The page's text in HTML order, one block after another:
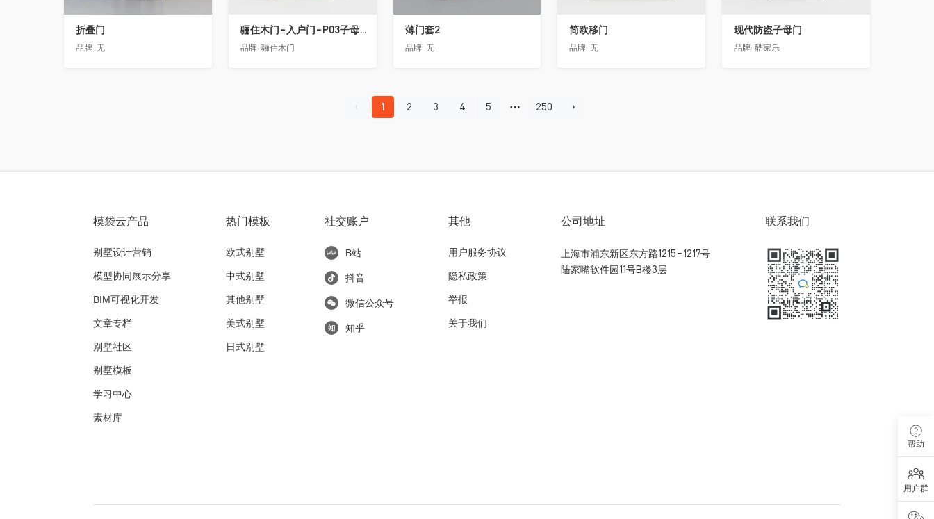
折叠门
品牌: 无
骊住木门-入户门-P03子母门-G黑茶色(喷漆)-外开
品牌: 骊住木门
薄门套2
品牌: 无
简欧移门
品牌:无
现代防盗子母门
品牌:酷家乐
1 2 3 4 5 250
模袋云产品
别墅设计营销
模型协同展示分享
BIM可视化开发
文章专栏
别墅社区
别墅模板
学习中心
素材库
热门模板
欧式别墅
中式别墅
其他别墅
美式别墅
日式别墅
社交账户
B站
抖音
微信公众号
知乎
其他
用户服务协议
隐私政策
举报
关于我们
公司地址
上海市浦东新区东方路1215-1217号
陆家嘴软件园11号B楼3层
联系我们
帮助
用户群